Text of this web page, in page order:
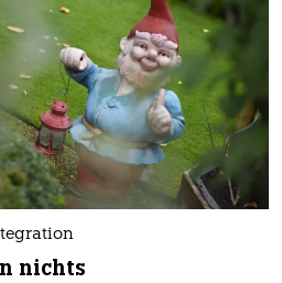
nichts